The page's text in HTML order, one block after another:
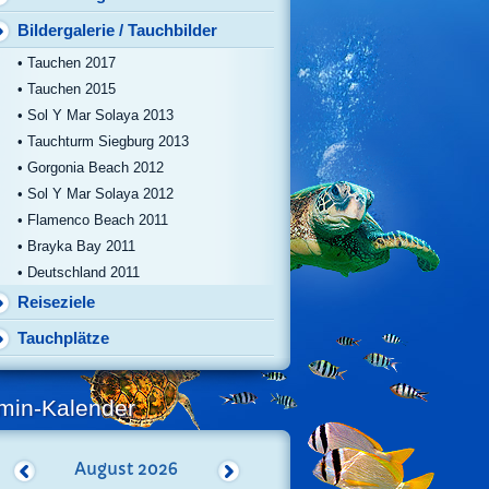
Bildergalerie / Tauchbilder
• Tauchen 2017
• Tauchen 2015
• Sol Y Mar Solaya 2013
• Tauchturm Siegburg 2013
• Gorgonia Beach 2012
• Sol Y Mar Solaya 2012
• Flamenco Beach 2011
• Brayka Bay 2011
• Deutschland 2011
Reiseziele
Tauchplätze
Kalender
August 2026